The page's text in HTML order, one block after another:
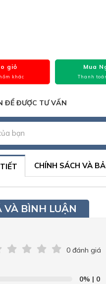
giỏ
khác
Mua
Thanh
ĐỂ ĐƯỢC TƯ VẤN
CHÍNH SÁCH VÀ
BÌNH LUẬN
0 đánh giá
0% | 0